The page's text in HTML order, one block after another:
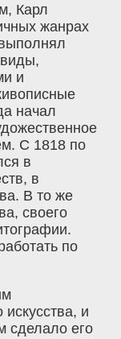
Карл
жанрах
и
начал
С 1818 по
в
в
В то же
своего
по
и
сделало его